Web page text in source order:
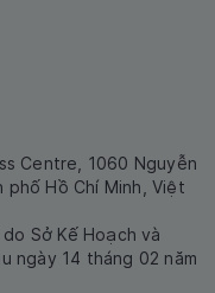
Centre, 1060 Nguyễn
phố Hồ Chí Minh, Việt
Sở Kế Hoạch và
ngày 14 tháng 02 năm